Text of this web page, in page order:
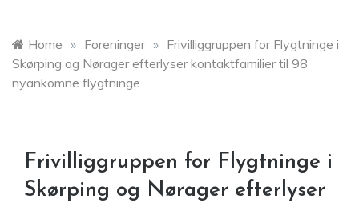
Home » Foreninger » Frivilliggruppen for Flygtninge i
Skørping og Nørager efterlyser kontaktfamilier til 98
nyankomne flygtninge
Frivilliggruppen for Flygtninge i
Skørping og Nørager efterlyser